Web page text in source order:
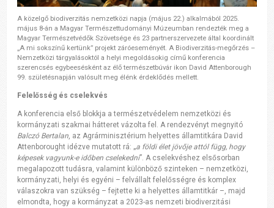
A közelgő biodiverzitás nemzetközi napja (május 22.) alkalmából 2025.
május 8-án a Magyar Természettudományi Múzeumban rendezték meg a
Magyar Természetvédők Szövetsége és 23 partnerszervezete által koordinált
„A mi sokszínű kertünk” projekt záróeseményét. A Biodiverzitás-megőrzés –
Nemzetközi tárgyalásoktól a helyi megoldásokig című konferencia
szerencsés egybeesésként az élő természetbúvár ikon David Attenborough
99. születésnapján valósult meg élénk érdeklődés mellett.
Felelősség és cselekvés
A konferencia első blokkja a természetvédelem nemzetközi és
kormányzati szakmai hátteret vázolta fel. A rendezvényt megnyitó
Balczó Bertalan, az Agrárminisztérium helyettes államtitkára David
Attenborought idézve mutatott rá: „a földi élet jövője attól függ, hogy
képesek vagyunk-e időben cselekedni”. A cselekvéshez elsősorban
megalapozott tudásra, valamint különböző szinteken – nemzetközi,
kormányzati, helyi és egyéni – felvállalt felelősségre és komplex
válaszokra van szükség – fejtette ki a helyettes államtitkár –, majd
elmondta, hogy a kormányzat a 2023-as nemzeti biodiverzitási